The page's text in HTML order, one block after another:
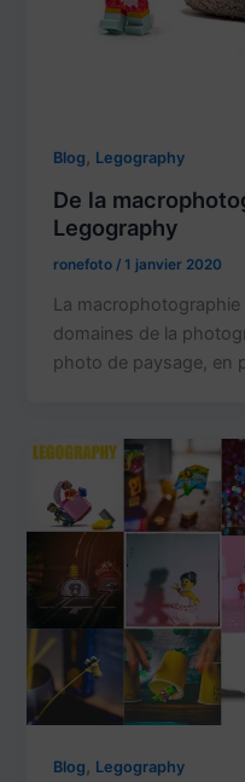
Blog , Legography
De la
Legography
ronefoto /1 janvier 2020
La
domaines de la
photo de paysage, en
Blog , Legography